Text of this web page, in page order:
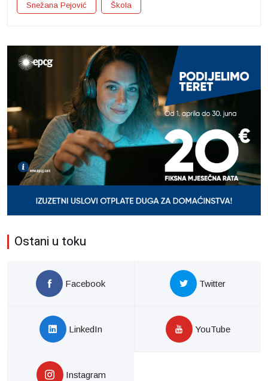
Snežana Pejović Škola
Ostani u toku
Facebook Twitter
LinkedIn YouTube
Instagram